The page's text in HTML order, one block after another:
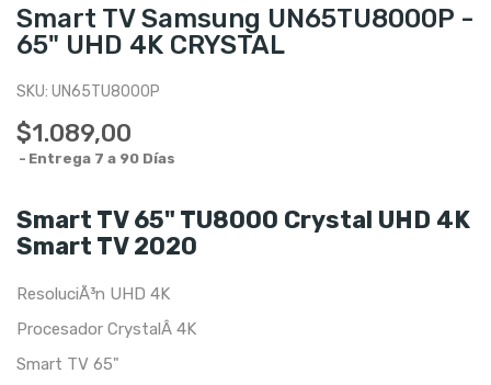
Smart TV Samsung UN65TU8000P -
65" UHD 4K CRYSTAL
SKU: UN65TU8000P
$1.089,00
Entrega 7 a 90 Días
Smart TV 65" TU8000 Crystal UHD 4K
Smart TV 2020
ResoluciÃ³n UHD 4K
Procesador CrystalÂ 4K
Smart TV 65"